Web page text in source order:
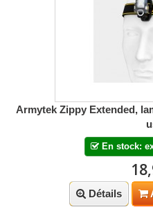
Armytek Zippy Extended,
En stock:
Détails